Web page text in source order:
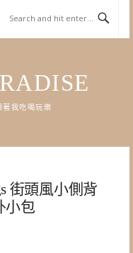
著我吃喝玩樂
街頭風小側背
小包